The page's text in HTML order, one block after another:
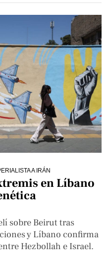
A IRÁN
en Líbano
sobre Beirut tras
y Líbano confirma
Hezbollah e Israel.